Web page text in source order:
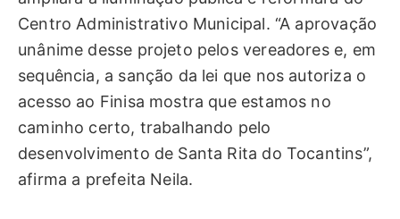
Centro Administrativo Municipal. “A aprovação
unânime desse projeto pelos vereadores e, em
sequência, a sanção da lei que nos autoriza o
acesso ao Finisa mostra que estamos no
caminho certo, trabalhando pelo
desenvolvimento de Santa Rita do Tocantins”,
afirma a prefeita Neila.